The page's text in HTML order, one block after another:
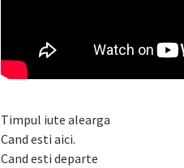
Timpul iute alearga
Cand esti aici.
Cand esti departe